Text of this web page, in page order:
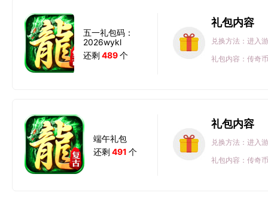
五一礼包码：
2026wykl
还剩 489 个
礼包内容
兑换方法：进入
礼包内容：传奇
端午礼包
还剩491 个
礼包内容
兑换方法：进入
礼包内容：传奇